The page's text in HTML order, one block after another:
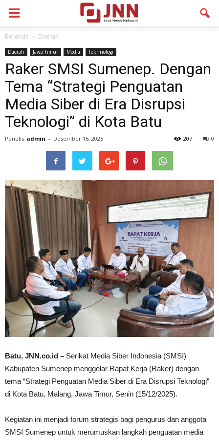
Beranda Daerah
Daerah Jawa Timur Media Tekhnologi
Raker SMSI Sumenep. Dengan
Tema “Strategi Penguatan
Media Siber di Era Disrupsi
Teknologi” di Kota Batu
Penulis admin - Desember 16, 2025 0
207
Batu, JNN.co.id – Serikat Media Siber Indonesia (SMSI)
Kabupaten Sumenep menggelar Rapat Kerja (Raker) dengan
tema “Strategi Penguatan Media Siber di Era Disrupsi Teknologi”
di Kota Batu, Malang, Jawa Timur, Senin (15/12/2025).
Kegiatan ini menjadi forum strategis bagi pengurus dan anggota
SMSI Sumenep untuk merumuskan langkah penguatan media